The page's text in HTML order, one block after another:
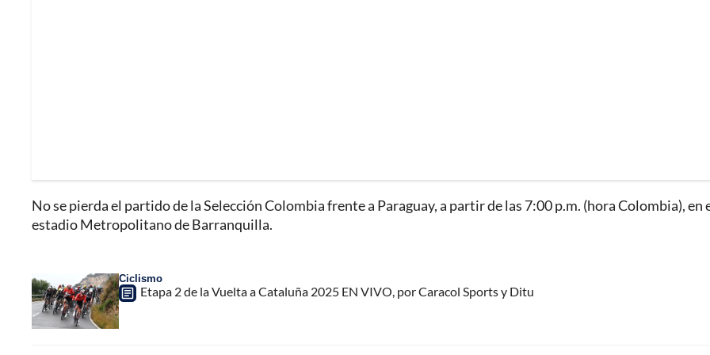
No se pierda el partido de la Selección Colombia frente a Paraguay, a partir de las 7:00 p.m. (hora Colombia), en
estadio Metropolitano de Barranquilla.
Ciclismo
Etapa 2 de la Vuelta a Cataluña 2025 EN VIVO, por Caracol Sports y Ditu